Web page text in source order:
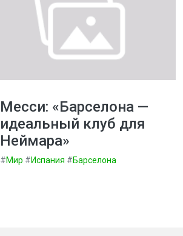
Месси: «Барселона —
идеальный клуб для
Неймара»
#Мир #Испания #Барселона